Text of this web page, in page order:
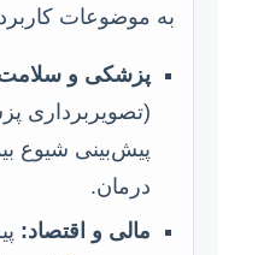
به موضوعات
پزشکی و
پیش‌بینی شیوع
درمان.
مالی و اقتصاد: